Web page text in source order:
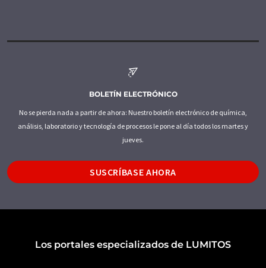
BOLETÍN ELECTRÓNICO
No se pierda nada a partir de ahora: Nuestro boletín electrónico de química,
análisis, laboratorio y tecnología de procesos le pone al día todos los martes y
jueves.
SUSCRÍBASE AHORA
Los portales especializados de LUMITOS